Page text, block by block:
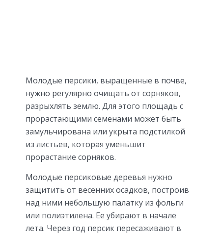
Молодые персики, выращенные в почве,
нужно регулярно очищать от сорняков,
разрыхлять землю. Для этого площадь с
прорастающими семенами может быть
замульчирована или укрыта подстилкой
из листьев, которая уменьшит
прорастание сорняков.
Молодые персиковые деревья нужно
защитить от весенних осадков, построив
над ними небольшую палатку из фольги
или полиэтилена. Ее убирают в начале
лета. Через год персик пересаживают в